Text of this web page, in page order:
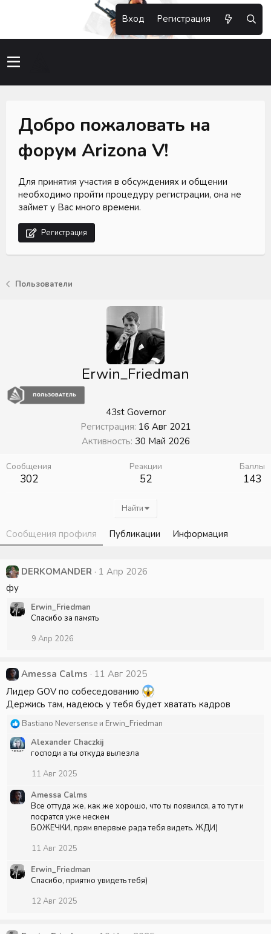
Вход Регистрация
Добро пожаловать на
форум Arizona V!
Для принятия участия в обсуждениях и общении
необходимо пройти процедуру регистрации, она не
займет у Вас много времени.
Регистрация
Пользователи
Erwin_Friedman
43st Governor
Регистрация 16 Авг 2021
Активность 30 Май 2026
Сообщения
302
Реакции
52
Баллы
143
Найти
Сообщения профиля Публикации Информация
DERKOMANDER
1 Апр 2026
фу
Erwin_Friedman
Спасибо за память
9 Апр 2026
Amessa Calms
11 Авг 2025
Лидер GOV по собеседованию
Держись там, надеюсь у тебя будет хватать кадров
Р
а
и
:
Bastiano Neversense и Erwin_Friedman
Alexander Chaczkij
господи а ты откуда вылезла
11 Авг 2025
Amessa Calms
Все оттуда же, как же хорошо, что ты появился, а то тут и
посратся уже нескем
БОЖЕЧКИ, прям впервые рада тебя видеть. ЖДИ)
11 Авг 2025
Erwin_Friedman
Спасибо, приятно увидеть тебя)
12 Авг 2025